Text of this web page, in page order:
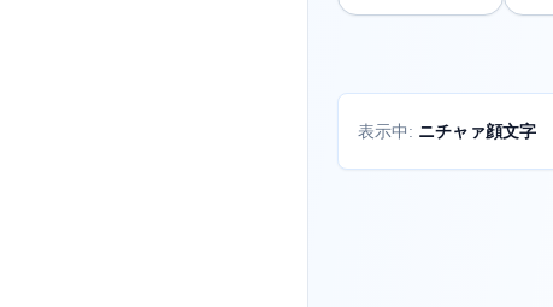
表示中: ニチャァ顔文字